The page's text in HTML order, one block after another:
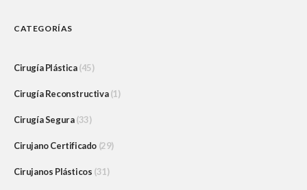
CATEGORÍAS
Cirugía Plástica(45)
Cirugía Reconstructiva(1)
Cirugía Segura(33)
Cirujano Certificado (29)
Cirujanos Plásticos (31)